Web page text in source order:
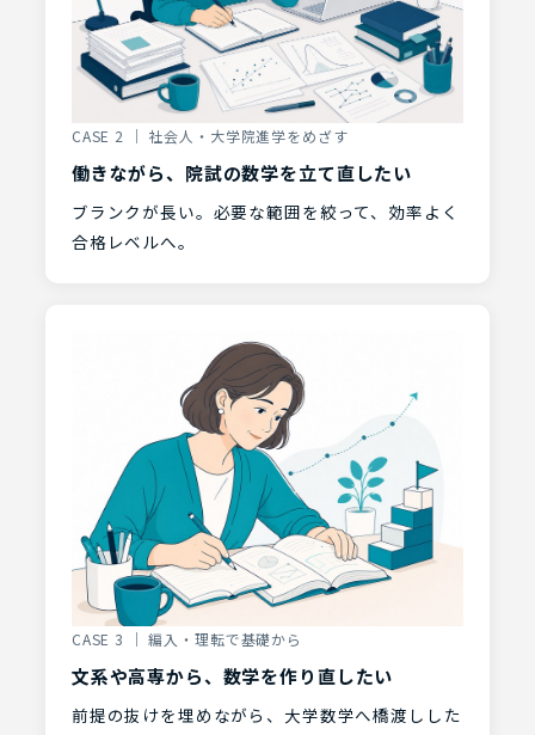
CASE 2 ｜ 社会人・大学院進学をめざす
働きながら、院試の数学を立て直したい
ブランクが長い。必要な範囲を絞って、効率よく
合格レベルへ。
CASE 3 ｜ 編入・理転で基礎から
文系や高専から、数学を作り直したい
前提の抜けを埋めながら、大学数学へ橋渡しした